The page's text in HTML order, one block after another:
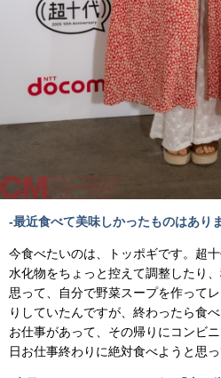
-最近食べて美味しかったものはあり
今食べたいのは、トッポギです。超
水化物をちょっと控えて調整したり
思って、自分で野菜スープを作って
りしていたんですが、終わったら食
お仕事があって、その帰りにコンビ
日お仕事終わりに絶対食べようと思っ